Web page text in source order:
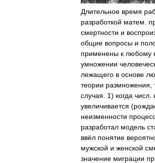
Длительное время
разработкой матем
смертности и
общие вопросы и
применены к любому
умножении
лежащего в основе
теории размножения
случая
1) когда числ
увеличивается (
неизменности
разработал модель
ввёл понятие
мужской и женской
значение миграции